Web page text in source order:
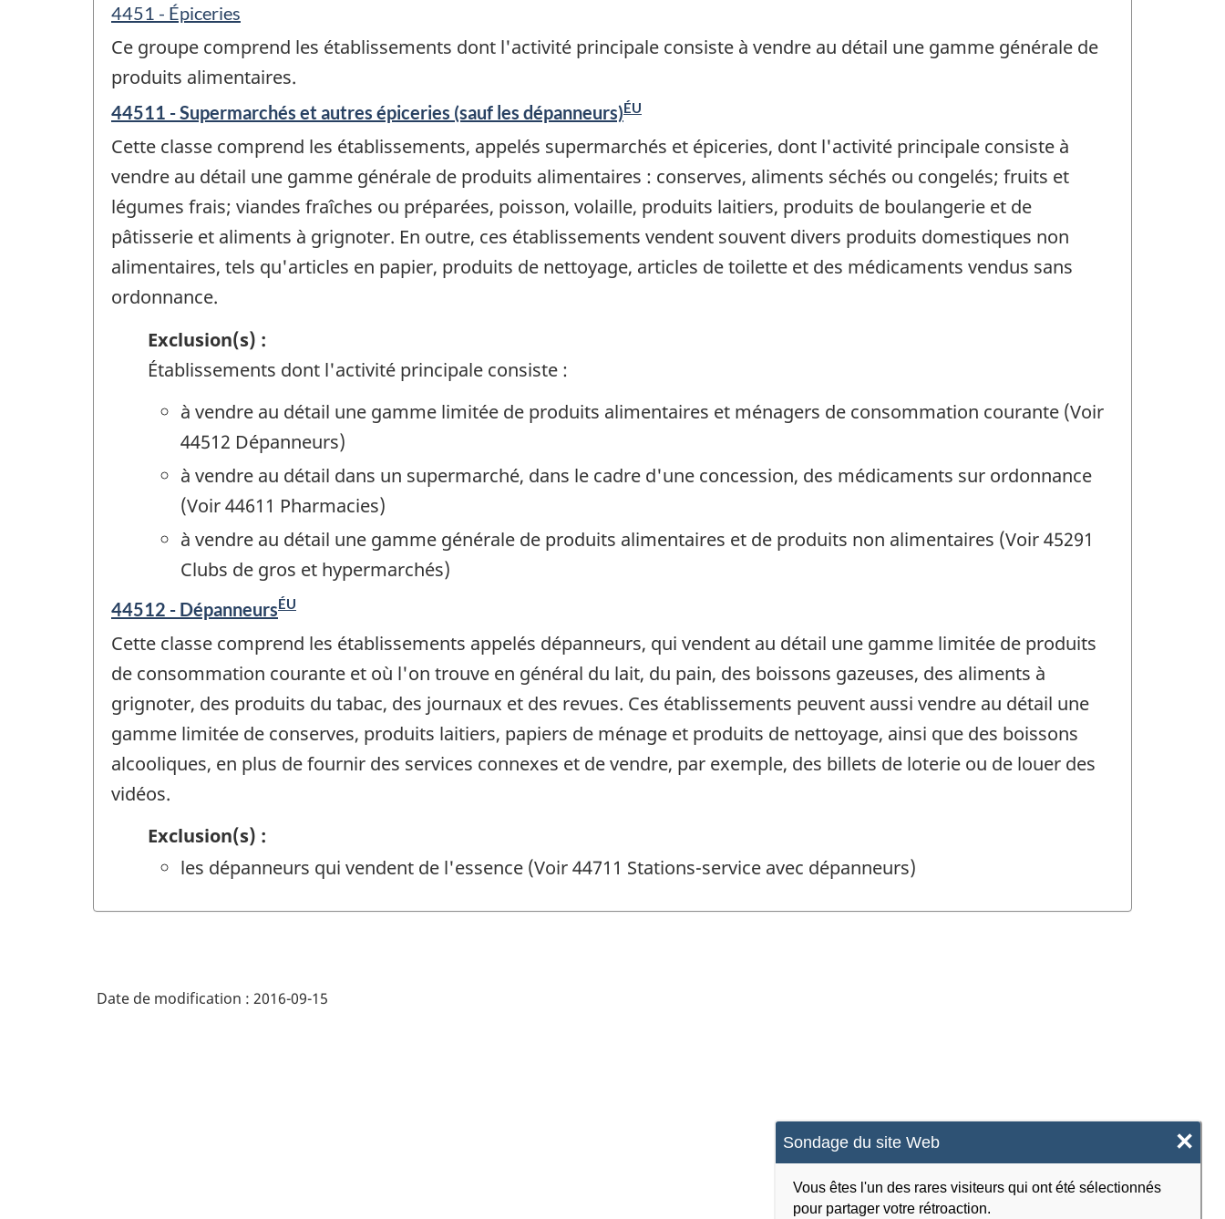
Sondage du site Web ×
Vous êtes l'un des rares visiteurs qui ont été sélectionnés
pour partager votre rétroaction.
4451 - Épiceries
Ce groupe comprend les établissements dont l'activité principale consiste à vendre au détail une gamme générale de
produits alimentaires.
44511 - Supermarchés et autres épiceries (sauf les dépanneurs)ÉU
Cette classe comprend les établissements, appelés supermarchés et épiceries, dont l'activité principale consiste à
vendre au détail une gamme générale de produits alimentaires : conserves, aliments séchés ou congelés; fruits et
légumes frais; viandes fraîches ou préparées, poisson, volaille, produits laitiers, produits de boulangerie et de
pâtisserie et aliments à grignoter. En outre, ces établissements vendent souvent divers produits domestiques non
alimentaires, tels qu'articles en papier, produits de nettoyage, articles de toilette et des médicaments vendus sans
ordonnance.
Exclusion(s) :
Établissements dont l'activité principale consiste :
à vendre au détail une gamme limitée de produits alimentaires et ménagers de consommation courante (Voir
44512 Dépanneurs)
à vendre au détail dans un supermarché, dans le cadre d'une concession, des médicaments sur ordonnance
(Voir 44611 Pharmacies)
à vendre au détail une gamme générale de produits alimentaires et de produits non alimentaires (Voir 45291
Clubs de gros et hypermarchés)
44512 - DépanneursÉU
Cette classe comprend les établissements appelés dépanneurs, qui vendent au détail une gamme limitée de produits
de consommation courante et où l'on trouve en général du lait, du pain, des boissons gazeuses, des aliments à
grignoter, des produits du tabac, des journaux et des revues. Ces établissements peuvent aussi vendre au détail une
gamme limitée de conserves, produits laitiers, papiers de ménage et produits de nettoyage, ainsi que des boissons
alcooliques, en plus de fournir des services connexes et de vendre, par exemple, des billets de loterie ou de louer des
vidéos.
Exclusion(s) :
les dépanneurs qui vendent de l'essence (Voir 44711 Stations-service avec dépanneurs)
Date de modification : 2016-09-15